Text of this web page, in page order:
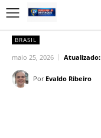
BRASIL
maio 25, 2026 Atualizado:
Por Evaldo Ribeiro